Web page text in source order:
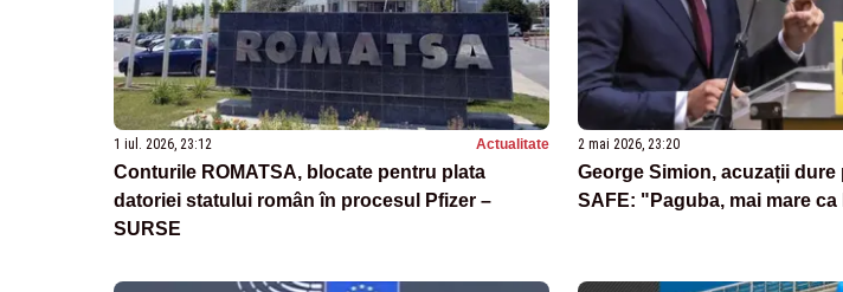
1 iul. 2026, 23:12 Actualitate
Conturile ROMATSA, blocate pentru plata
datoriei statului român în procesul Pfizer –
SURSE
2 mai 2026, 23:20
George Simion, acuzații dure
SAFE: "Paguba, mai mare ca